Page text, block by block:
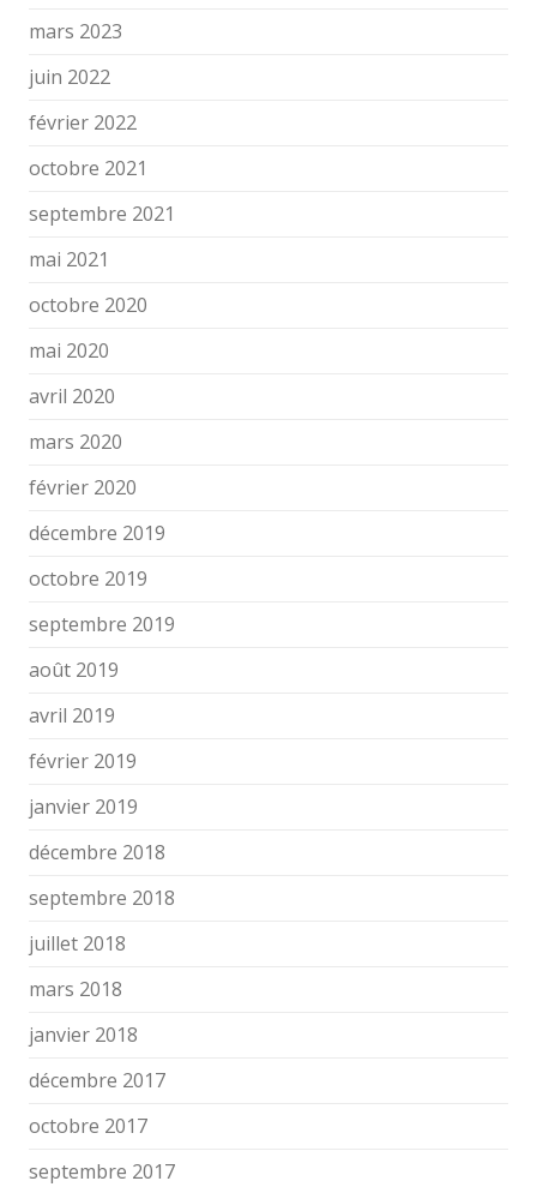
mars 2023
juin 2022
février 2022
octobre 2021
septembre 2021
mai 2021
octobre 2020
mai 2020
avril 2020
mars 2020
février 2020
décembre 2019
octobre 2019
septembre 2019
août 2019
avril 2019
février 2019
janvier 2019
décembre 2018
septembre 2018
juillet 2018
mars 2018
janvier 2018
décembre 2017
octobre 2017
septembre 2017